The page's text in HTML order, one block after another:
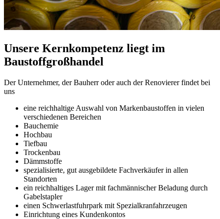
Unsere Kernkompetenz liegt im
Baustoffgroßhandel
Der Unternehmer, der Bauherr oder auch der Renovierer findet bei
uns
eine reichhaltige Auswahl von Markenbaustoffen in vielen
verschiedenen Bereichen
Bauchemie
Hochbau
Tiefbau
Trockenbau
Dämmstoffe
spezialisierte, gut ausgebildete Fachverkäufer in allen
Standorten
ein reichhaltiges Lager mit fachmännischer Beladung durch
Gabelstapler
einen Schwerlastfuhrpark mit Spezialkranfahrzeugen
Einrichtung eines Kundenkontos